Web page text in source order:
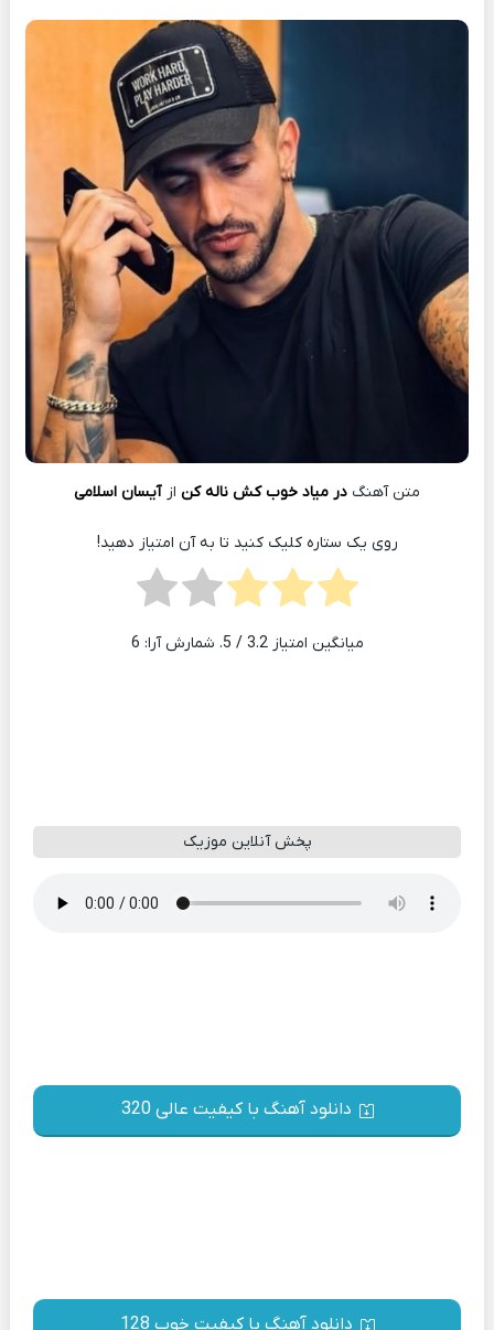
متن آهنگ در میاد خوب کش ناله کن از آیسان اسلامی
روی یک ستاره کلیک کنید تا به آن امتیاز دهید!
میانگین امتیاز3.2 / 5. شمارش آرا: 6
پخش آنلاین موزیک
دانلود آهنگ با کیفیت عالی 320
دانلود آهنگ با کیفیت خوب 128